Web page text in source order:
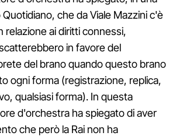
che da Viale Mazzini c'è
relazione ai diritti connessi,
in favore del
del brano quando questo brano
ogni forma (registrazione, replica,
qualsiasi forma). In questa
d'orchestra ha spiegato di aver
che però la Rai non ha